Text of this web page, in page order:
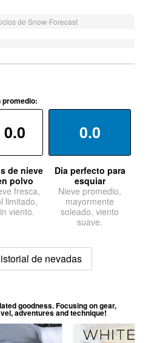
de Snow-Forecast
promedio:
0.0
de nieve
polvo
fresca,
limitado,
viento.
0.0
Dia perfecto para
esquiar
Nieve promedio,
mayormente
soleado, viento
suave.
de nevadas